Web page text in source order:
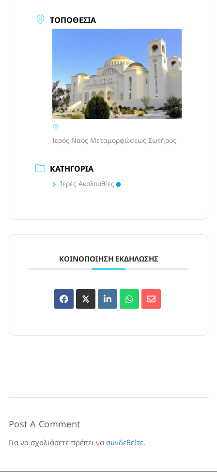
ΤΟΠΟΘΕΣΊΑ
Ιερός Ναός Μεταμορφώσεως Σωτήρος
ΚΑΤΗΓΟΡΊΑ
Ιερές Ακολουθίες
ΚΟΙΝΟΠΟΊΗΣΗ ΕΚΔΉΛΩΣΗΣ
Post A Comment
Για να σχολιάσετε πρέπει να συνδεθείτε.